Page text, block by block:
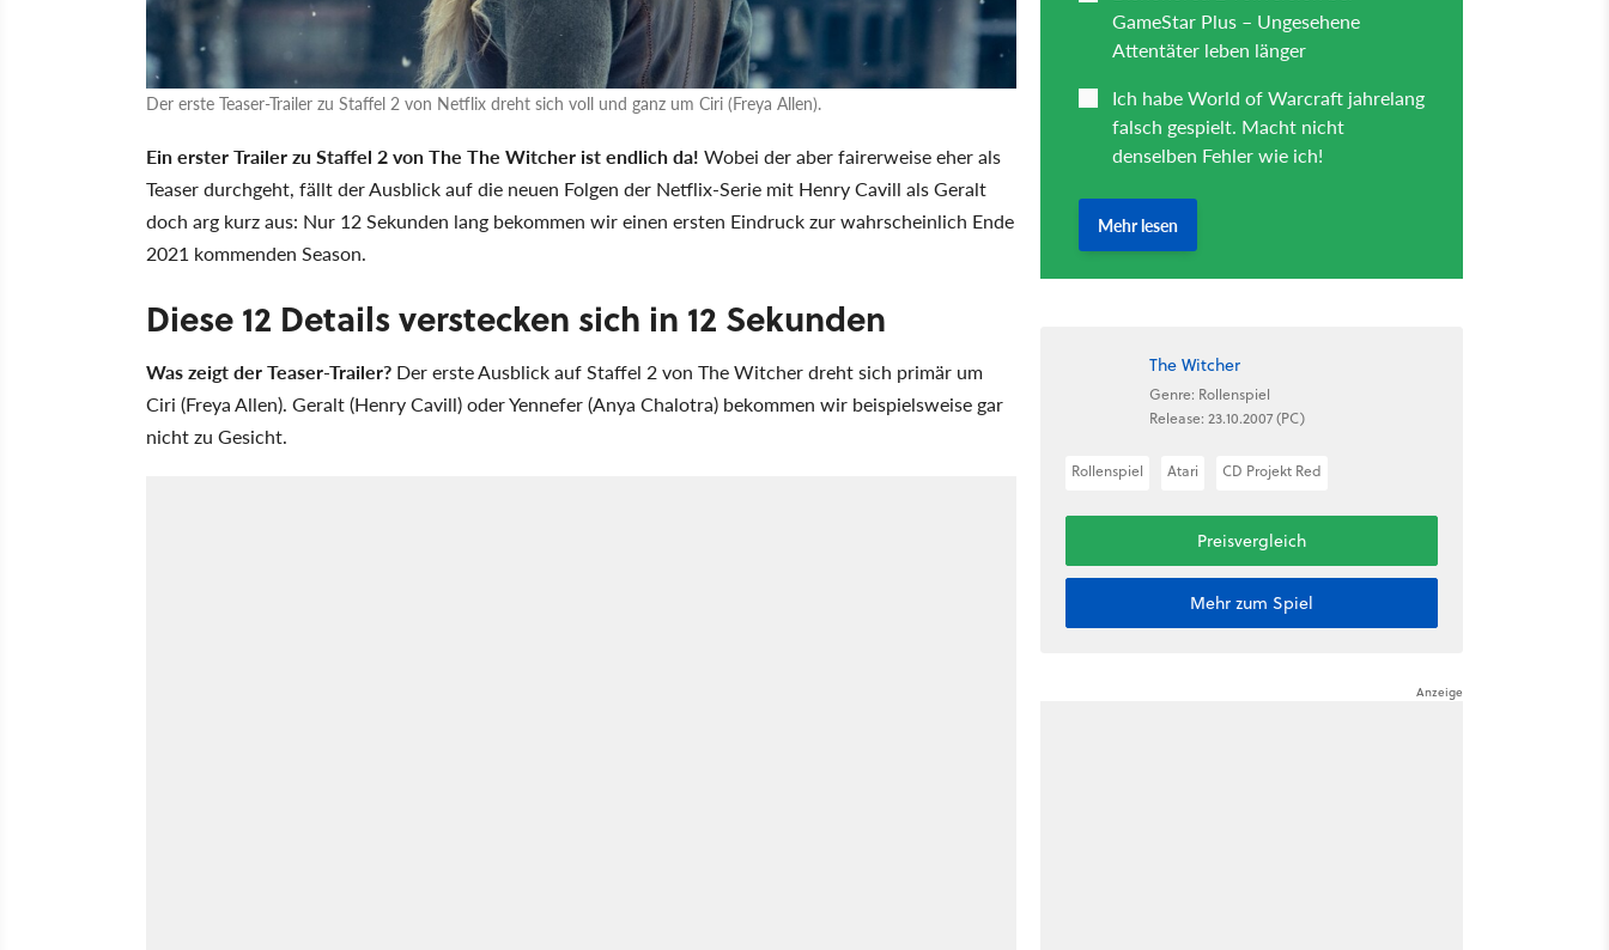
Der erste Teaser-Trailer zu Staffel 2 von Netflix dreht sich voll und ganz um Ciri (Freya Allen).
Ein erster Trailer zu Staffel 2 von The The Witcher ist endlich da! Wobei der aber fairerweise eher als
Teaser durchgeht, fällt der Ausblick auf die neuen Folgen der Netflix-Serie mit Henry Cavill als Geralt
doch arg kurz aus: Nur 12 Sekunden lang bekommen wir einen ersten Eindruck zur wahrscheinlich Ende
2021 kommenden Season.
Diese 12 Details verstecken sich in 12 Sekunden
Was zeigt der Teaser-Trailer? Der erste Ausblick auf Staffel 2 von The Witcher dreht sich primär um
Ciri (Freya Allen). Geralt (Henry Cavill) oder Yennefer (Anya Chalotra) bekommen wir beispielsweise gar
nicht zu Gesicht.
The Witcher
Genre: Rollenspiel
Release: 23.10.2007 (PC)
Rollenspiel Atari CD Projekt Red
Preisvergleich
Mehr zum Spiel